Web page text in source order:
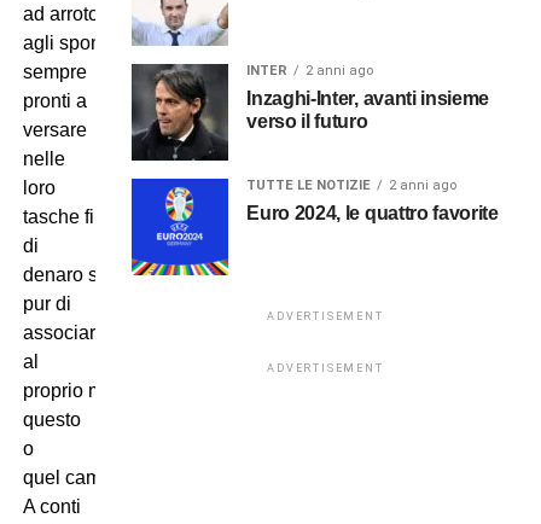
ad arrotondare grazie
agli sponsor,
sempre
pronti a
versare
nelle
loro
tasche fiumi
di
denaro sonante
pur di
associare
al
proprio marchio l’immagine di
questo
o
quel campionissimo.
A conti
INTER 2 anni ago
Inzaghi-Inter, avanti insieme
verso il futuro
TUTTE LE NOTIZIE 2 anni ago
Euro 2024, le quattro favorite
ADVERTISEMENT
ADVERTISEMENT